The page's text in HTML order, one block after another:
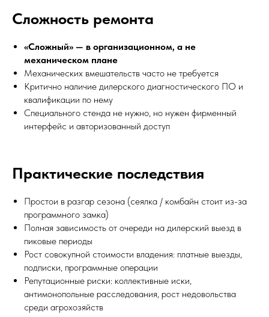
Сложность ремонта
«Сложный» — в организационном, а не
механическом плане
Механических вмешательств часто не требуется
Критично наличие дилерского диагностического ПО и
квалификации по нему
Специального стенда не нужно, но нужен фирменный
интерфейс и авторизованный доступ
Практические последствия
Простои в разгар сезона (сеялка / комбайн стоит из-за
программного замка)
Полная зависимость от очереди на дилерский выезд в
пиковые периоды
Рост совокупной стоимости владения: платные выезды,
подписки, программные операции
Репутационные риски: коллективные иски,
антимонопольные расследования, рост недовольства
среди агрохозяйств